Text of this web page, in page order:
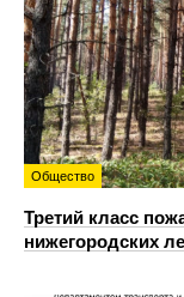
Общество
Третий класс
нижегородских